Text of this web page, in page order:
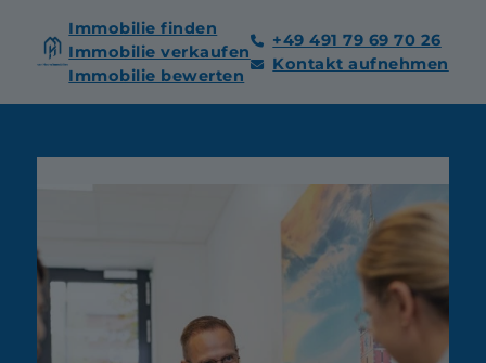
Immobilie finden
Immobilie verkaufen
Immobilie bewerten
+49 491 79 69 70 26
Kontakt aufnehmen